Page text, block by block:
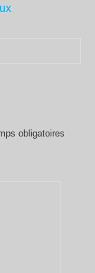
obligatoires